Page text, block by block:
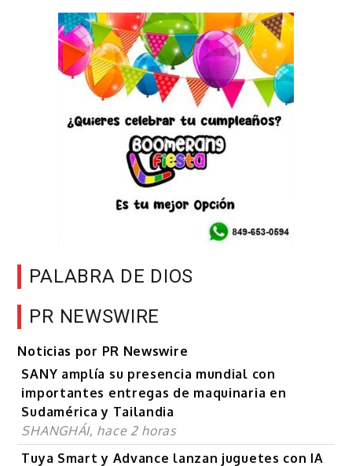
PALABRA DE DIOS
PR NEWSWIRE
Noticias por PR Newswire
SANY amplía su presencia mundial con
importantes entregas de maquinaria en
Sudamérica y Tailandia
SHANGHÁI, hace 2 horas
Tuya Smart y Advance lanzan juguetes con IA